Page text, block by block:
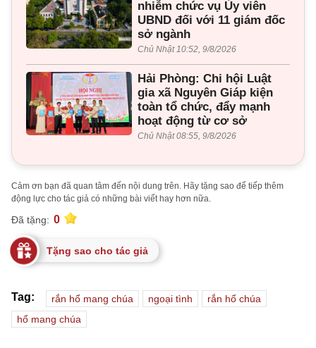
nhiễm chức vụ Ủy viên
UBND đối với 11 giám đốc
sở ngành
Chủ Nhật 10:52, 9/8/2026
Hải Phòng: Chi hội Luật
gia xã Nguyên Giáp kiện
toàn tổ chức, đẩy mạnh
hoạt động từ cơ sở
Chủ Nhật 08:55, 9/8/2026
Cảm ơn bạn đã quan tâm đến nội dung trên. Hãy tặng sao để tiếp thêm
động lực cho tác giả có những bài viết hay hơn nữa.
Đã tặng: 0
Tặng sao cho tác giả
Tag: rắn hổ mang chúa ngoại tình
rắn hổ chúa
hổ mang chúa